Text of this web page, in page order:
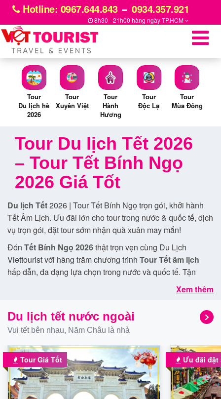
Hotline: 0967.644.843 0934.357.921
8h30 - 21h00 hàng ngàyTP.HCM
Tour
Du lịch hè
2026
Tour
Xuyên Việt
Tour
Hành
Hương
Tour
Độc Lạ
Tour
Mùa Đông
Tour Du lịch Tết 2026
– Tour Tết Bính Ngọ
2026 Giá Tốt
Du lịch Tết2026 | Tour Tết Bính Ngọ trọn gói, khởi hành
Tết Âm Lịch. Ưu đãi lớn cho tour trong nước & quốc tế, dịch
vụ trọn gói, đặt tour sớm nhận quà xuân may mắn!
Đón Tết Bính Ngọ 2026thật trọn vẹn cùng Du Lịch
Viettourist với hàng trăm chương trình Tour Tết âm lịch
hấp dẫn, đa dạng lựa chọn trong nước và quốc tế. Tận
trọn gói, khởi hành linh
hoạt từ mùng 1 đến mùng 10 Tết, dịch vụ chuyên nghiệp –
chất lượng hàng đầu.
Ưu đãi đặt sớm có hạn —Tour Tết 2026
Tour Du lịch
Đặt ngay hôm nay để giữ chỗ đẹp và đón xuân an khang
cùng Du Lịch Viettourist!
🔹Tour Tết trong nước: Trọn vẹn không khí xuân đất Việt
– từ miền Bắc se lạnh, miền Trung ấm áp đến miền Tây
Xem thêm
Du lịch tết nước ngoài
Vui tết bên nhau, Năm Châu là nhà
Tour Giá Tốt Ưu đãi đặt